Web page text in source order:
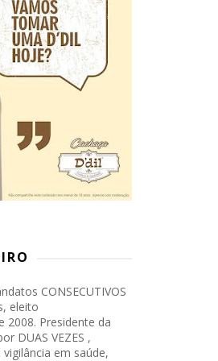
CONSECUTIVOS
eleito
2008. Presidente da
DUAS VEZES ,
em saúde,